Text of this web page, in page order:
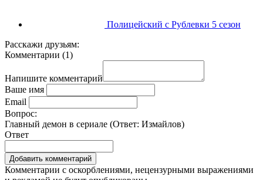
Полицейский с Рублевки 5 сезон
Расскажи друзьям:
Комментарии (1)
Напишите комментарий
Ваше имя
Email
Вопрос:
Главный демон в сериале (Ответ: Измайлов)
Ответ
Комментарии с оскорблениями, нецензурными выражениями